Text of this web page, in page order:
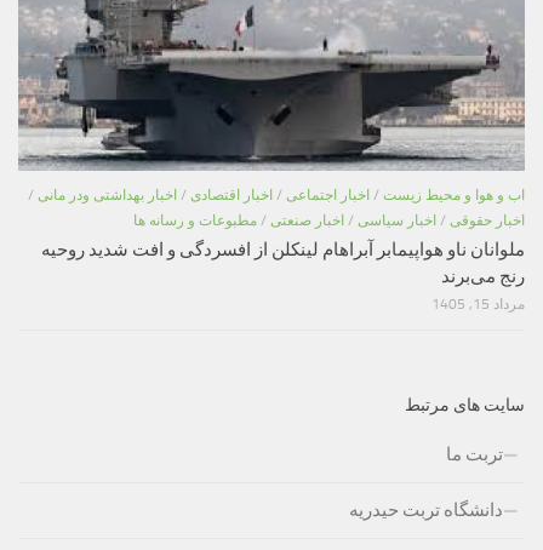
اب و هوا و محیط زیست / اخبار اجتماعی / اخبار اقتصادی / اخبار بهداشتی ودر مانی /
اخبار حقوقی / اخبار سیاسی / اخبار صنعتی / مطبوعات و رسانه ها
ملوانان ناو هواپیمابر آبراهام لینکلن از افسردگی و افت شدید روحیه
رنج می‌برند
مرداد 15, 1405
سایت های مرتبط
تربت ما
دانشگاه تربت حیدریه